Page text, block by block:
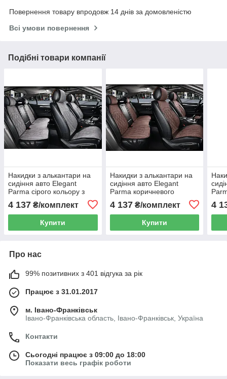
Повернення товару впродовж 14 днів за домовленістю
Всі умови повернення
Подібні товари компанії
Накидки з алькантари на
сидіння авто Elegant
Parma сірого кольору з
перфорацією EL 700 713
4 137 ₴/комплект
Купити
Накидки з алькантари на
сидіння авто Elegant
Parma коричневого
кольору з перфорацією EL
700 715
4 137₴/комплект
Купити
4
Про нас
99% позитивних з 401 відгука за рік
Працює з 31.01.2017
м. Івано-Франківськ
Івано-Франківська область, Івано-Франківськ, Україна
Контакти
Сьогодні працює з 09:00 до 18:00
Показати весь графік роботи